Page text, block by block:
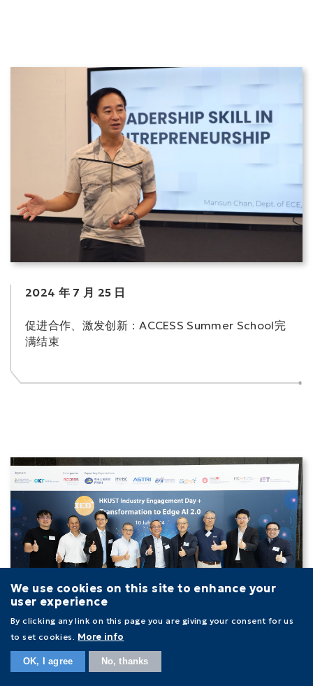
2024 年 7 月 25 日
促进合作、激发创新：ACCESS Summer School完
满结束
Main
navigation
关于我们 资讯中心
We use cookies on this site to enhance your
user experience
By clicking any link on this page you are giving your consent for us
to set cookies. More info
OK, I agree No, thanks